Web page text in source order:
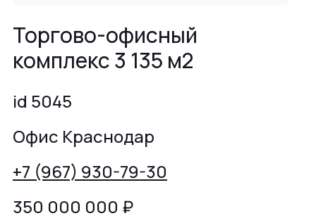
Торгово-офисный
комплекс 3 135 м2
id 5045
Офис Краснодар
+7 (967) 930-79-30
350 000 000 ₽